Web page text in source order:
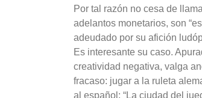
Por tal razón no cesa de
adelantos monetarios, son
adeudado por su afición
Es interesante su caso.
creatividad negativa, valga
fracaso: jugar a la ruleta
al español: “La ciudad del